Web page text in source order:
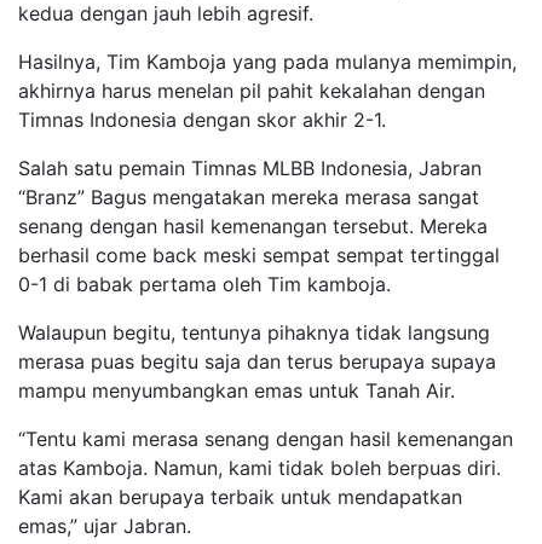
kedua dengan jauh lebih agresif.
Hasilnya, Tim Kamboja yang pada mulanya memimpin,
akhirnya harus menelan pil pahit kekalahan dengan
Timnas Indonesia dengan skor akhir 2-1.
Salah satu pemain Timnas MLBB Indonesia, Jabran
“Branz” Bagus mengatakan mereka merasa sangat
senang dengan hasil kemenangan tersebut. Mereka
berhasil come back meski sempat sempat tertinggal
0-1 di babak pertama oleh Tim kamboja.
Walaupun begitu, tentunya pihaknya tidak langsung
merasa puas begitu saja dan terus berupaya supaya
mampu menyumbangkan emas untuk Tanah Air.
“Tentu kami merasa senang dengan hasil kemenangan
atas Kamboja. Namun, kami tidak boleh berpuas diri.
Kami akan berupaya terbaik untuk mendapatkan
emas,” ujar Jabran.